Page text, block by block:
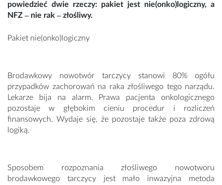
powiedzieć dwie rzeczy: pakiet jest nie(onko)logiczny, a
NFZ ‒ nie rak ‒ złośliwy.
Pakiet nie(onko)logiczny
Brodawkowy nowotwór tarczycy stanowi 80% ogółu
przypadków zachorowań na raka złośliwego tego narządu.
Lekarze bija na alarm. Prawa pacjenta onkologicznego
pozostaje w głębokim cieniu procedur i rozliczeń
finansowych. Wydaje się, że pozostaje także poza zdrową
logiką.
Sposobem rozpoznania złośliwego nowotworu
brodawkowego tarczycy jest mało inwazyjna metoda